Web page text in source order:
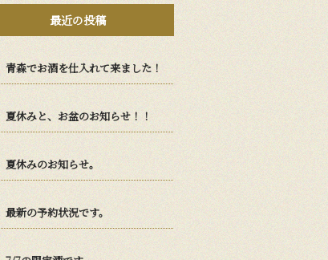
最近の投稿
青森でお酒を仕入れて来ました！
夏休みと、お盆のお知らせ！！
夏休みのお知らせ。
最新の予約状況です。